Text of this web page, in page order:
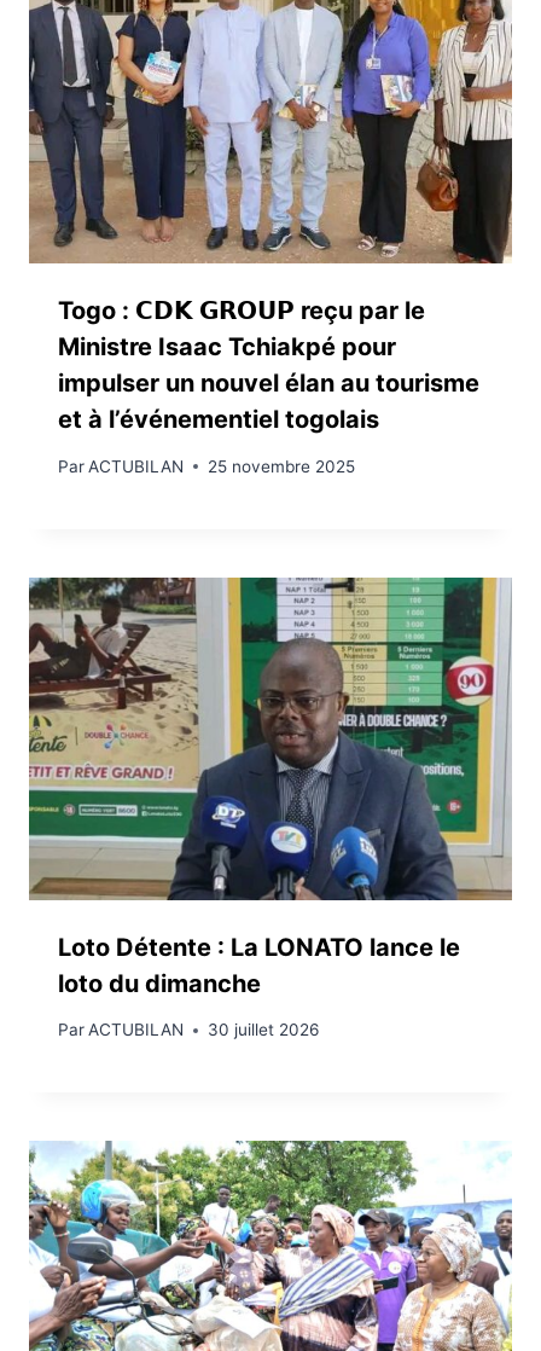
Togo : 𝗖𝗗𝗞 𝗚𝗥𝗢𝗨𝗣 reçu par le
Ministre Isaac Tchiakpé pour
impulser un nouvel élan au tourisme
et à l’événementiel togolais
ParACTUBILAN 25 novembre 2025
Loto Détente : La LONATO lance le
loto du dimanche
ParACTUBILAN 30 juillet 2026